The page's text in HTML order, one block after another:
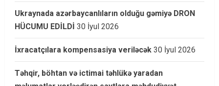
Ukraynada azərbaycanlıların olduğu gəmiyə DRON
HÜCUMU EDİLDİ 30 İyul 2026
İxracatçılara kompensasiya veriləcək 30 İyul 2026
Təhqir, böhtan və ictimai təhlükə yaradan